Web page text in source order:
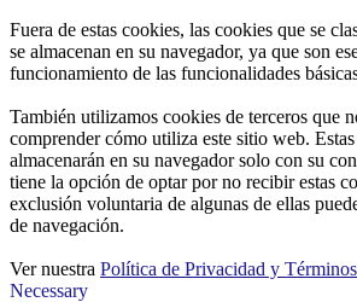
Fuera de estas cookies, las cookies que se
se almacenan en su navegador, ya que son
funcionamiento de las funcionalidades
También utilizamos cookies de terceros que
comprender cómo utiliza este sitio web.
almacenarán en su navegador solo con su
tiene la opción de optar por no recibir estas
exclusión voluntaria de algunas de ellas
de navegación.
Ver nuestra Política de Privacidad y
Necessary